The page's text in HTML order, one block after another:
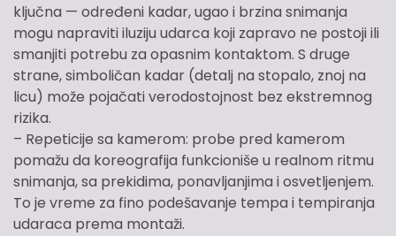
ključna — određeni kadar, ugao i brzina snimanja
mogu napraviti iluziju udarca koji zapravo ne postoji ili
smanjiti potrebu za opasnim kontaktom. S druge
strane, simboličan kadar (detalj na stopalo, znoj na
licu) može pojačati verodostojnost bez ekstremnog
rizika.
– Repeticije sa kamerom: probe pred kamerom
pomažu da koreografija funkcioniše u realnom ritmu
snimanja, sa prekidima, ponavljanjima i osvetljenjem.
To je vreme za fino podešavanje tempa i tempiranja
udaraca prema montaži.